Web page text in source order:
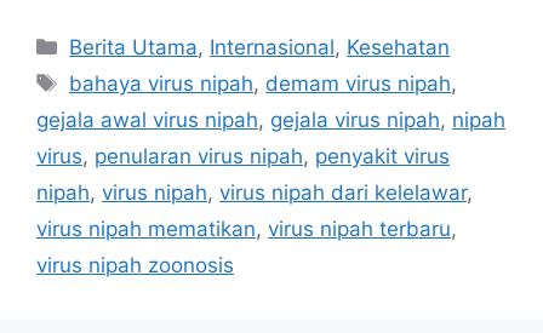
C
a
e
g
o
r
i
Berita Utama, Internasional, Kesehatan
T
a
s
bahaya virus nipah, demam virus nipah,
gejala awal virus nipah, gejala virus nipah, nipah
virus, penularan virus nipah, penyakit virus
nipah, virus nipah, virus nipah dari kelelawar,
virus nipah mematikan, virus nipah terbaru,
virus nipah zoonosis